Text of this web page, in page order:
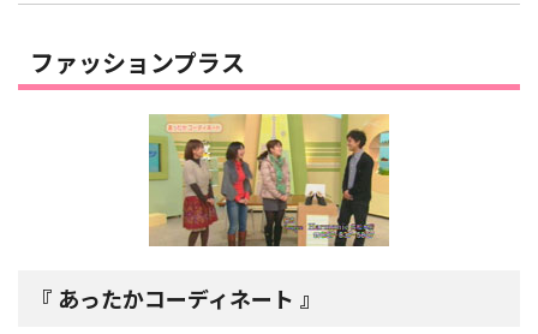
ファッションプラス
あったかコーディネート